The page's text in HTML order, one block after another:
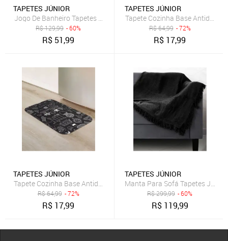
TAPETES JÚNIOR
Jogo De Banheiro Tapetes Junior Preto
R$129,99 - 60%
R$ 51,99
TAPETES JÚNIOR
Tapete Cozinha Base
R$64,99 - 72%
R$ 17,99
TAPETES JÚNIOR
Tapete Cozinha Base Antiderrapante Tapetes Junior Preto
R$64,99 - 72%
R$ 17,99
TAPETES JÚNIOR
Manta Para Sofá Tapetes
R$299,99 - 60%
R$ 119,99